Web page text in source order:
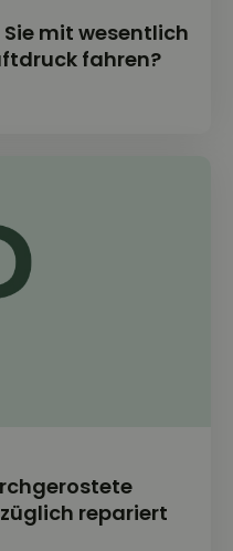
mit wesentlich
fahren?
repariert